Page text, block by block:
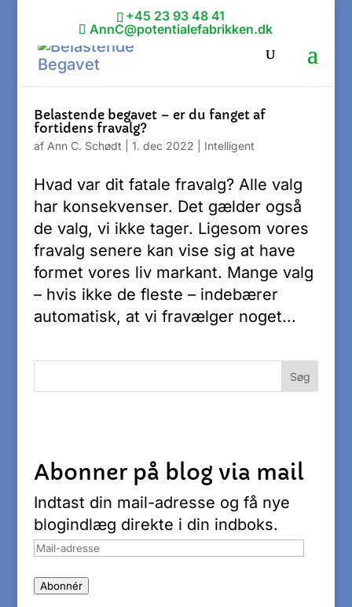
+45 23 93 48 41
AnnC@potentialefabrikken.dk
Belastende begavet – er du fanget af
fortidens fravalg?
af Ann C. Schødt 1. dec 2022 Intelligent
Hvad var dit fatale fravalg? Alle valg
har konsekvenser. Det gælder også
de valg, vi ikke tager. Ligesom vores
fravalg senere kan vise sig at have
formet vores liv markant. Mange valg
– hvis ikke de fleste – indebærer
automatisk, at vi fravælger noget...
Abonner på blog via mail
Indtast din mail-adresse og få nye
blogindlæg direkte i din indboks.
Mail-
Abonnér